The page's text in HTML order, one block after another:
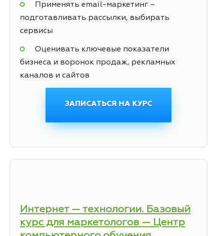
Применять email-маркетинг –
подготавливать рассылки, выбирать
сервисы
Оценивать ключевые показатели
бизнеса и воронок продаж, рекламных
каналов и сайтов
ЗАПИСАТЬСЯ НА КУРС
Интернет — технологии. Базовый
курс для маркетологов — Центр